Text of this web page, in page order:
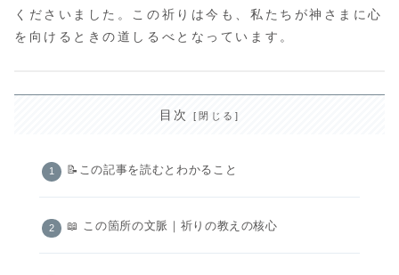
くださいました。この祈りは今も、私たちが神さまに心
を向けるときの道しるべとなっています。
目次
📝この記事を読むとわかること
📖 この箇所の文脈｜祈りの教えの核心